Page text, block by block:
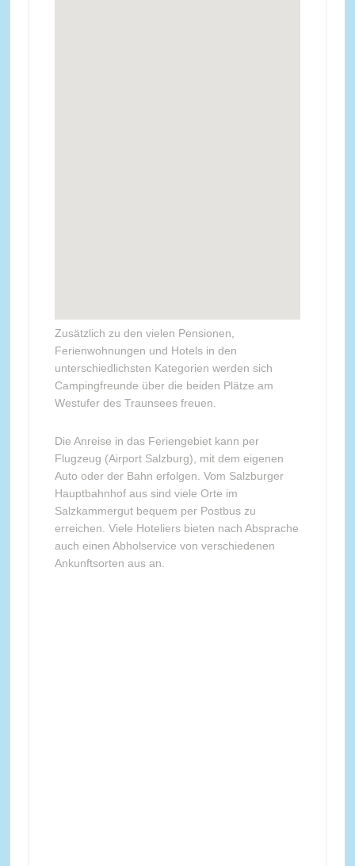
Zusätzlich zu den vielen Pensionen,
Ferienwohnungen und Hotels in den
unterschiedlichsten Kategorien werden sich
Campingfreunde über die beiden Plätze am
Westufer des Traunsees freuen.
Die Anreise in das Feriengebiet kann per
Flugzeug (Airport Salzburg), mit dem eigenen
Auto oder der Bahn erfolgen. Vom Salzburger
Hauptbahnhof aus sind viele Orte im
Salzkammergut bequem per Postbus zu
erreichen. Viele Hoteliers bieten nach Absprache
auch einen Abholservice von verschiedenen
Ankunftsorten aus an.